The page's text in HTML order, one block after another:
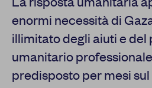
enormi necessità di
illimitato degli aiuti e del
umanitario
predisposto per mesi